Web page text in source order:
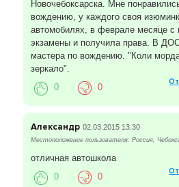
Новочебоксарска. Мне
вождению, у каждого своя
автомобилях, в феврале месяце с
экзамены и получила права. В
мастера по вождению. "Коли
зеркало".
0 0
Александр 02.03.2015 13:30
Местоположение пользователя: Россия,
отличная автошкола
0 0